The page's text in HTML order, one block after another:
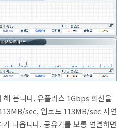
해 봅니다. 유플러스 1Gbps 회선을
sec, 업로드 113MB/sec 지연
나옵니다. 공유기를 보통 연결하면